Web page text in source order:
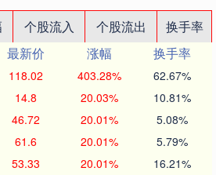
个股流入 个股流出
换手率
最新价 涨幅
换手率
118.02 403.28% 62.67%
14.8 20.03% 10.81%
46.72 20.01% 5.08%
61.6 20.01% 5.79%
53.33 20.01% 16.21%